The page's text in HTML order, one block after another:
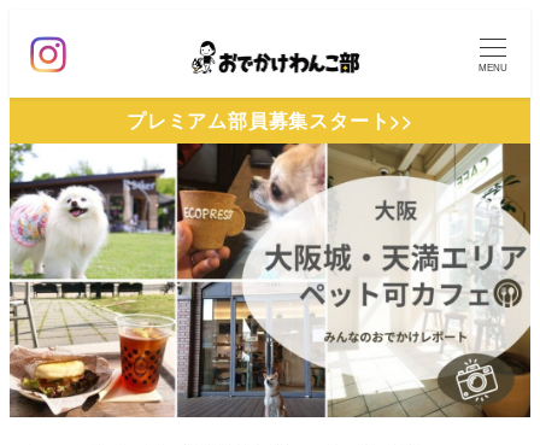
ン
ン
テ
ン
ツ
へ
移
動
MENU
プレミアム部員募集スタート>>